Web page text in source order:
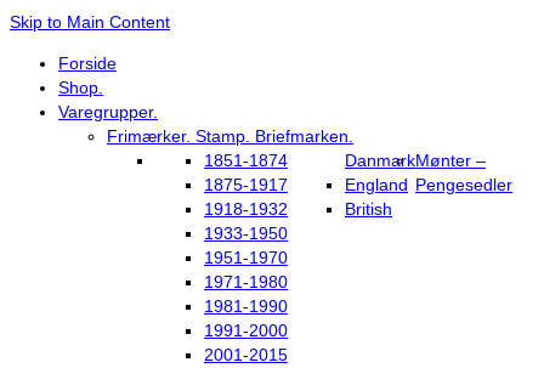
Skip to Main Content
Forside
Shop.
Varegrupper.
Frimærker. Stamp. Briefmarken.
Danmark
1851-1874
1875-1917
1918-1932
1933-1950
1951-1970
1971-1980
1981-1990
1991-2000
2001-2015
England
British
Mønter –
Pengesedler